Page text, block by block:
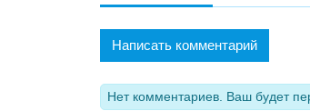
Написать комментарий
Нет комментариев. Ваш будет